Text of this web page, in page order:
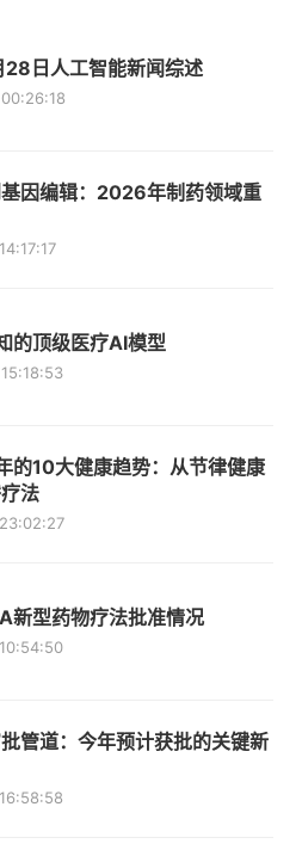
日人工智能新闻综述
因编辑：2026年制药领域重
的顶级医疗AI模型
的10大健康趋势：从节律健康
法
新型药物疗法批准情况
管道：今年预计获批的关键新